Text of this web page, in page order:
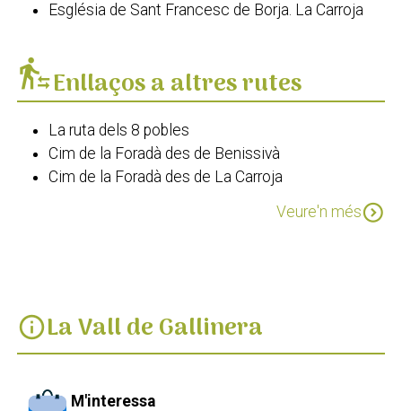
Església de Sant Francesc de Borja. La Carroja
transfer_within_a_stationEnllaços a altres rutes
La ruta dels 8 pobles
Cim de la Foradà des de Benissivà
Cim de la Foradà des de La Carroja
Veure'n mésexpand_circle_down
infoLa Vall de Gallinera
M'interessa